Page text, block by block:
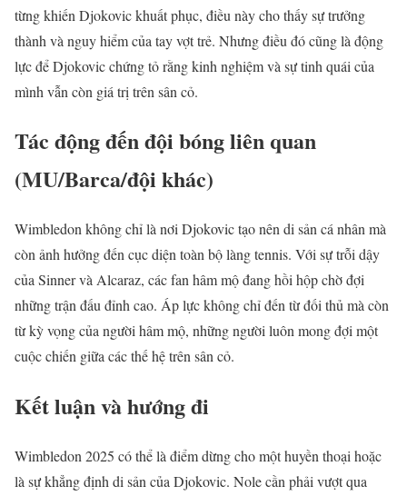
từng khiến Djokovic khuất phục, điều này cho thấy sự trưởng
thành và nguy hiểm của tay vợt trẻ. Nhưng điều đó cũng là động
lực để Djokovic chứng tỏ rằng kinh nghiệm và sự tinh quái của
mình vẫn còn giá trị trên sân cỏ.
Tác động đến đội bóng liên quan
(MU/Barca/đội khác)
Wimbledon không chỉ là nơi Djokovic tạo nên di sản cá nhân mà
còn ảnh hưởng đến cục diện toàn bộ làng tennis. Với sự trỗi dậy
của Sinner và Alcaraz, các fan hâm mộ đang hồi hộp chờ đợi
những trận đấu đỉnh cao. Áp lực không chỉ đến từ đối thủ mà còn
từ kỳ vọng của người hâm mộ, những người luôn mong đợi một
cuộc chiến giữa các thế hệ trên sân cỏ.
Kết luận và hướng đi
Wimbledon 2025 có thể là điểm dừng cho một huyền thoại hoặc
là sự khẳng định di sản của Djokovic. Nole cần phải vượt qua